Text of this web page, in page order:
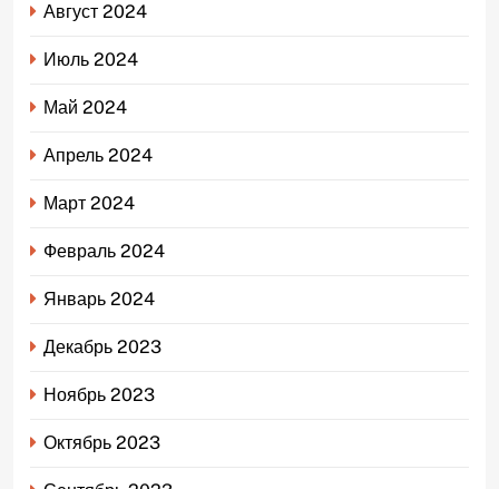
Август 2024
Июль 2024
Май 2024
Апрель 2024
Март 2024
Февраль 2024
Январь 2024
Декабрь 2023
Ноябрь 2023
Октябрь 2023